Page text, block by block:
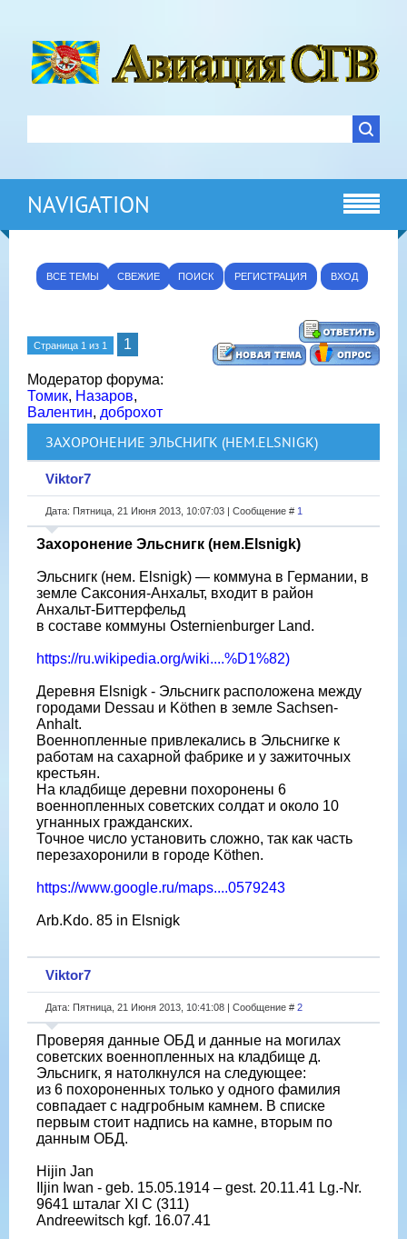
NAVIGATION
ВСЕ ТЕМЫ СВЕЖИЕ ПОИСК РЕГИСТРАЦИЯ ВХОД
Страница 1 из 1 1
Модератор форума:
Томик, Назаров,
Валентин, доброхот
ЗАХОРОНЕНИЕ ЭЛЬСНИГК (НЕМ.ELSNIGK)
Viktor7
Дата: Пятница, 21 Июня 2013, 10:07:03 | Сообщение # 1
Захоронение Эльснигк (нем.Elsnigk)
Эльснигк (нем. Elsnigk) — коммуна в Германии, в
земле Саксония-Анхальт, входит в район
Анхальт-Биттерфельд
в составе коммуны Osternienburger Land.
https://ru.wikipedia.org/wiki....%D1%82)
Деревня Elsnigk - Эльснигк расположена между
городами Dessau и Köthen в земле Sachsen-
Anhalt.
Военнопленные привлекались в Эльснигке к
работам на сахарной фабрике и у зажиточных
крестьян.
На кладбище деревни похоронены 6
военнопленных советских солдат и около 10
угнанных гражданских.
Точное число установить сложно, так как часть
перезахоронили в городе Köthen.
https://www.google.ru/maps....0579243
Arb.Kdo. 85 in Elsnigk
Viktor7
Дата: Пятница, 21 Июня 2013, 10:41:08 | Сообщение # 2
Проверяя данные ОБД и данные на могилах
советских военнопленных на кладбище д.
Эльснигк, я натолкнулся на следующее:
из 6 похороненных только у одного фамилия
совпадает с надгробным камнем. В списке
первым стоит надпись на камне, вторым по
данным ОБД.
Hijin Jan
Iljin Iwan - geb. 15.05.1914 – gest. 20.11.41 Lg.-Nr.
9641 шталаг XI C (311)
Andreewitsch kgf. 16.07.41